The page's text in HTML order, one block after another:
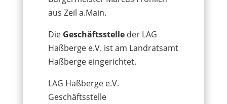
aus Zeil a.Main.
Die Geschäftsstelle der LAG
Haßberge e.V. ist am Landratsamt
Haßberge eingerichtet.
LAG Haßberge e.V.
Geschäftsstelle